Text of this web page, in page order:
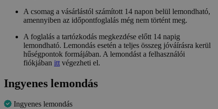
A csomag a vásárlástól számított 14 napon belül lemondható,
amennyiben az időpontfoglalás még nem történt meg.
A foglalás a tartózkodás megkezdése előtt 14 napig
lemondható. Lemondás esetén a teljes összeg jóváírásra kerül
hűségpontok formájában. A lemondást a felhasználói
fiókjában itt végezheti el.
Ingyenes lemondás
Ingyenes lemondás